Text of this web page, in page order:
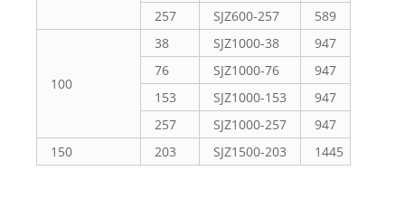
257
SJZ600-257 589
100
38 SJZ1000-38 947
76
SJZ1000-76 947
153
SJZ1000-153 947
257
SJZ1000-257 947
150
203 SJZ1500-203 1445